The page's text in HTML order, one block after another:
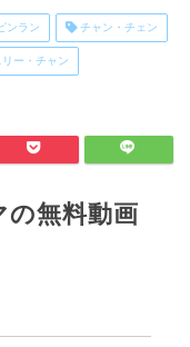
ンラン チャン・チェン
ー・チャン
の無料動画